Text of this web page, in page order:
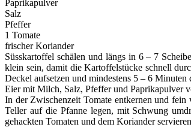
Paprikapulver
Salz
Pfeffer
1 Tomate
frischer Koriander
Süsskartoffel schälen und längs in 6 – 7
klein sein, damit die Kartoffelstücke schnell
Deckel aufsetzen und mindestens 5 – 6
Eier mit Milch, Salz, Pfeffer und Paprikapulver
In der Zwischenzeit Tomate entkernen und
Teller auf die Pfanne legen, mit Schwung
gehackten Tomaten und dem Koriander